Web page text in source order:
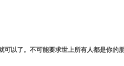
可以了。不可能要求世上所有人都是你